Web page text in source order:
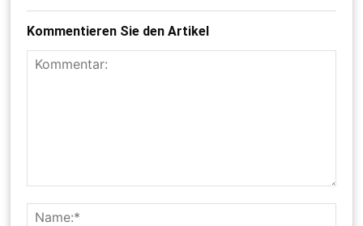
Kommentieren Sie den Artikel